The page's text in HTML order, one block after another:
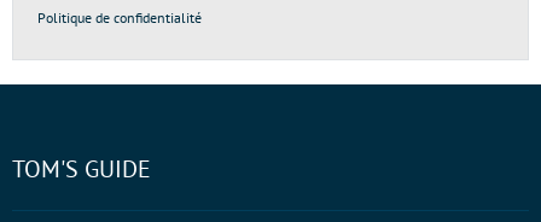
Politique de confidentialité
TOM'S GUIDE